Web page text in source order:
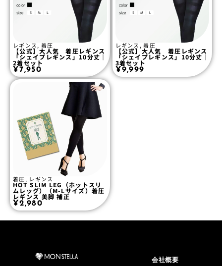
レギンス , 着圧
【公式】大人気 着圧レギンス
「シェイプレギンス」10分丈｜
2着セット
¥7,950
レギンス ,着圧
【公式】大人気 着圧レギンス
「シェイプレギンス」10分丈｜
3着セット
¥9,999
着圧, レギンス
HOT SLIM LEG（ホットスリ
ムレッグ）（M-Lサイズ）着圧
レギンス 美脚 補正
¥2,980
会社概要